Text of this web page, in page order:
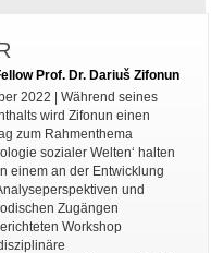
Prof. Dr. Dariuš Zifonun
2022 | Während seines
wird Zifonun einen
zum Rahmenthema
sozialer Welten‘ halten
einem an der Entwicklung
und
Zugängen
Workshop